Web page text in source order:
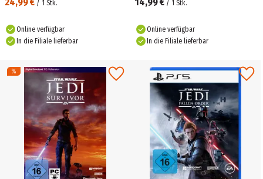
/ 1 Stk.
Online verfügbar
In die Filiale lieferbar
/ 1 Stk.
Online verfügbar
In die Filiale lieferbar